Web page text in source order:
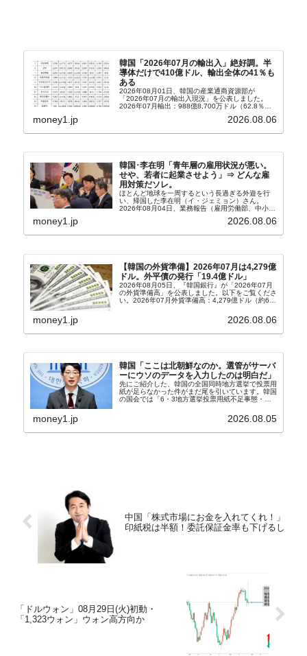
韓国「2026年07月の輸出入」絶好調。半
導体だけで410億ドル、輸出全体の41％も
ある
2026年08月01日、韓国の産業通商資源部が
「2026年07月の輸出入現況」を公表しました。
2026年07月輸出：988億8,700万ドル（62.8％）
money1.jp 2026.08.06
韓国･李在明「青年層の雇用状況が悪い。
せや、若者に起業させよう」⇒ どんな雇
用対策だソレ。
ほとんど地球を一周するという長過ぎる外遊を行
い、帰国した李在明（イ・ジェミョン）さん。
2026年08月04日、業務報告（雇用労働部、中小ベ
上、韓国大統領に成りおおせた李在明（イ・ジェミ
money1.jp 2026.08.06
【韓国の外貨準備】2026年07月は4,279億
ドル。外平債の発行「19.4億ドル」
2026年08月05日、『韓国銀行』が「2026年07月
の外貨準備高」を公表しました。以下をご覧くださ
い。2026年07月外貨準備高：4,279億ドル（約67
money1.jp 2026.08.06
韓国「ここは北朝鮮なのか。選管がサーバ
ーにウソのデータを入力したのは明白だ」
先にご紹介した、韓国の全国同時地方選挙で投票用
紙が足らなかった件がまだ尾を引いています。韓国
の国会では「6・3地方選挙投票用紙不足事態・国
す。『国民の力』の朱晋佑（チュ・ジヌ）議員はそ
money1.jp 2026.08.05
中国「株式市場にお金を入れてくれ！」
印紙税は半額！委託保証金率も下げるし
「ドルウォン」08月29日(火)初動・
「1,323ウォン」ウォン高方向か